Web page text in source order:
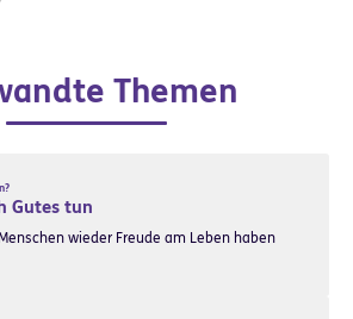
Themen
Gutes tun
wieder Freude am Leben haben